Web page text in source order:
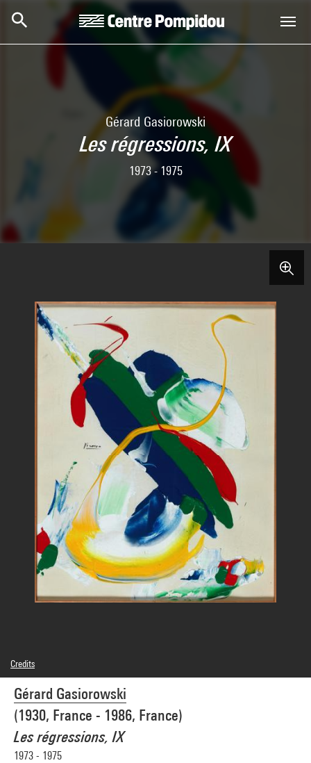
Skip to main content
Centre Pompidou
Gérard Gasiorowski
Les régressions, IX
1973 - 1975
Gérard Gasiorowski
(1930, France - 1986, France)
Les régressions, IX
1973 - 1975
Credits
Caption : Détail de l'oeuvre - Régressions, IX
© Maeght, Paris
Photo credits : Centre Pompidou, MNAM-CCI/Georges Meguerditchian/Dist.
GrandPalaisRmn
Image reference : 4N02448
Image presentation :
GrandPalaisRmnPhoto